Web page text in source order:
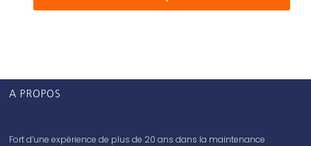
A PROPOS
Fort d’une expérience de plus de 20 ans dans la maintenance